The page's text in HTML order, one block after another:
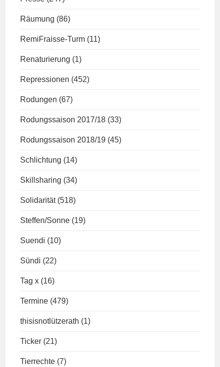
Räumung (86)
RemiFraisse-Turm (11)
Renaturierung (1)
Repressionen (452)
Rodungen (67)
Rodungssaison 2017/18 (33)
Rodungssaison 2018/19 (45)
Schlichtung (14)
Skillsharing (34)
Solidarität (518)
Steffen/Sonne (19)
Suendi (10)
Sündi (22)
Tag x (16)
Termine (479)
thisisnotlützerath (1)
Ticker (21)
Tierrechte (7)